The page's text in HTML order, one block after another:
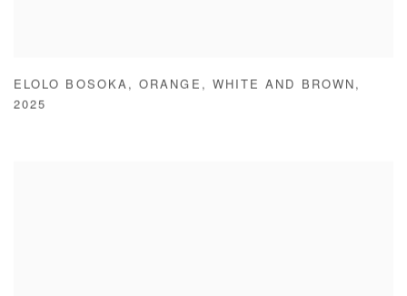
ELOLO BOSOKA ,ORANGE , WHITE AND BROWN ,
2025